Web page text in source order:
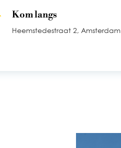
Kom langs
Heemstedestraat 2, Amsterdam